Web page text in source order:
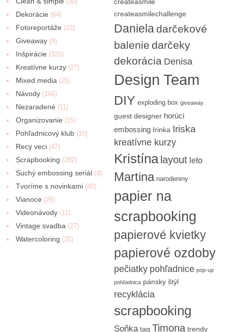
Dekorácie (64)
Fotoreportáže (22)
Giveaway (9)
Inšpirácie (320)
Kreatívne kurzy (27)
Mixed media (25)
Návody (166)
Nezaradené (11)
Organizovanie (15)
Pohľadnicový klub (10)
Recy veci (47)
Scrapbooking (282)
Suchý embossing seriál (4)
Tvoríme s novinkami (40)
Vianoce (26)
Videonávody (11)
Vintage svadba (27)
Watercoloring (25)
createasmilechallenge
Daniela darčekové
balenie darčeky
dekorácia Denisa
Design Team
DIY exploding box giveaway
guest designer horúci
embossing Irinka Iriska
kreatívne kurzy
Kristína layout leto
Martina narodeniny
papier na
scrapbooking
papierové kvietky
papierové ozdoby
pečiatky pohľadnice pop-up
pohľadnica pánsky štýl
recyklácia
scrapbooking
Soňka tag Timona trendy